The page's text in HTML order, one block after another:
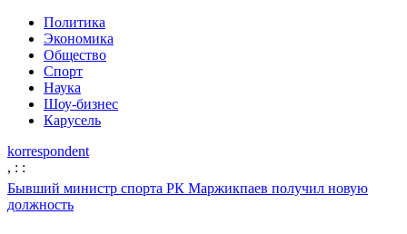
Политика
Экономика
Общество
Спорт
Наука
Шоу-бизнес
Карусель
korrespondent
, : :
Бывший министр спорта РК Маржикпаев получил новую
должность